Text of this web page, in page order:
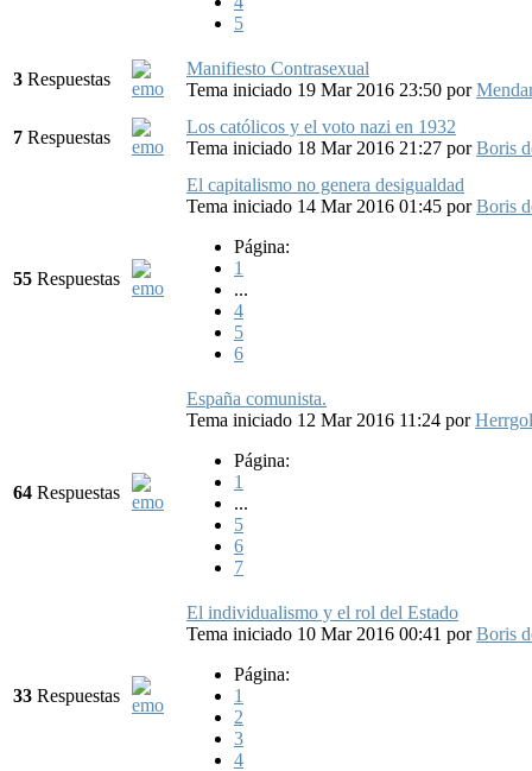
5
3 Respuestas
Manifiesto Contrasexual
Tema iniciado 19 Mar 2016 23:50 por
7 Respuestas
Los católicos y el voto nazi en 1932
Tema iniciado 18 Mar 2016 21:27 porBoris
55 Respuestas
El capitalismo no genera desigualdad
Tema iniciado 14 Mar 2016 01:45 porBoris
Página:
1
...
4
5
6
64 Respuestas
España comunista.
Tema iniciado 12 Mar 2016 11:24 por
Página:
1
...
5
6
7
33 Respuestas
El individualismo y el rol del Estado
Tema iniciado 10 Mar 2016 00:41 porBoris
Página:
1
2
3
4